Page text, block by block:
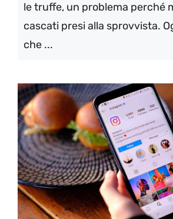
le truffe, un problema perché
cascati presi alla sprovvista.
che ...